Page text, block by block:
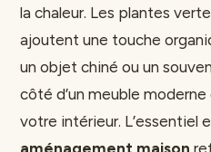
la chaleur. Les plantes
ajoutent une touche
un objet chiné ou un
côté d’un meuble
votre intérieur. L’essentiel